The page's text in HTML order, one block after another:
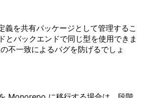
義を共有パッケージとして管理するこ
とバックエンドで同じ型を使用できま
不一致によるバグを防げるでしょ